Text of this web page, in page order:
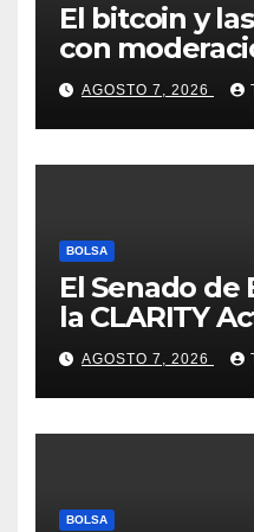
El bitcoin y
con
Medio
AGOSTO 7, 2026
BOLSA
El Senado de
la CLARITY
aprobación
AGOSTO 7, 2026
BOLSA